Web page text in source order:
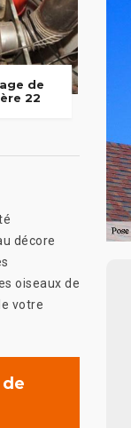
de
22
décore
oiseaux de
votre